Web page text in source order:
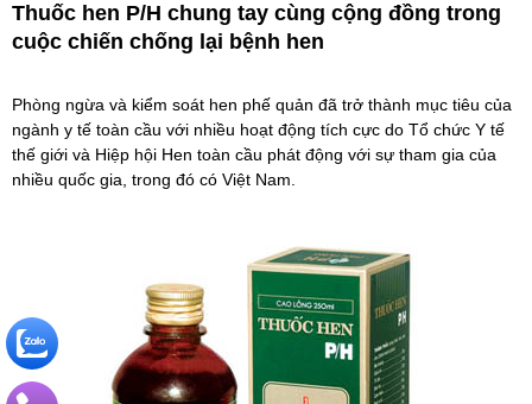
Thuốc hen P/H chung tay cùng cộng đồng trong
cuộc chiến chống lại bệnh hen
Phòng ngừa và kiểm soát hen phế quản đã trở thành mục tiêu của
ngành y tế toàn cầu với nhiều hoạt động tích cực do Tổ chức Y tế
thế giới và Hiệp hội Hen toàn cầu phát động với sự tham gia của
nhiều quốc gia, trong đó có Việt Nam.